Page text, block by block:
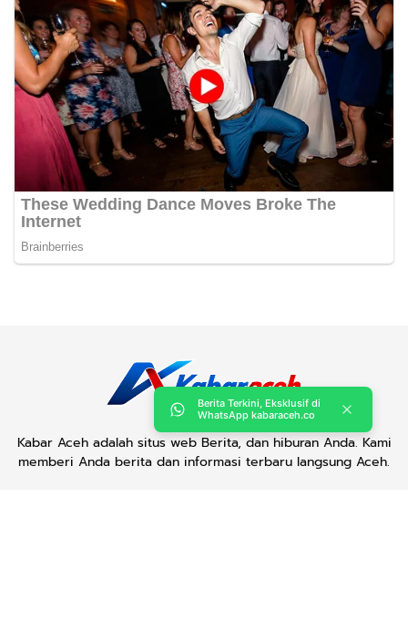
Kabar Aceh adalah situs web Berita, dan hiburan Anda. Kami
memberi Anda berita dan informasi terbaru langsung Aceh.
Berita Terkini, Eksklusif di
WhatsApp kabaraceh.co